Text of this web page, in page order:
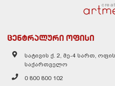
ცენტრალური ოფისი
სატივის ქ. 2, მე-4 სართ,
საქართველო
0 800 800 102